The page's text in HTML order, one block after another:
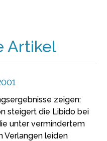
Artikel
zeigen:
steigert die Libido bei
unter vermindertem
Verlangen leiden